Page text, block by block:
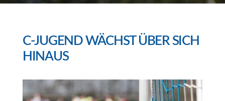
C-JUGEND WÄCHST ÜBER SICH
HINAUS